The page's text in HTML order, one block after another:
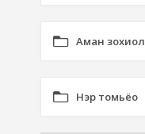
Аман зохиол
Нэр томьёо